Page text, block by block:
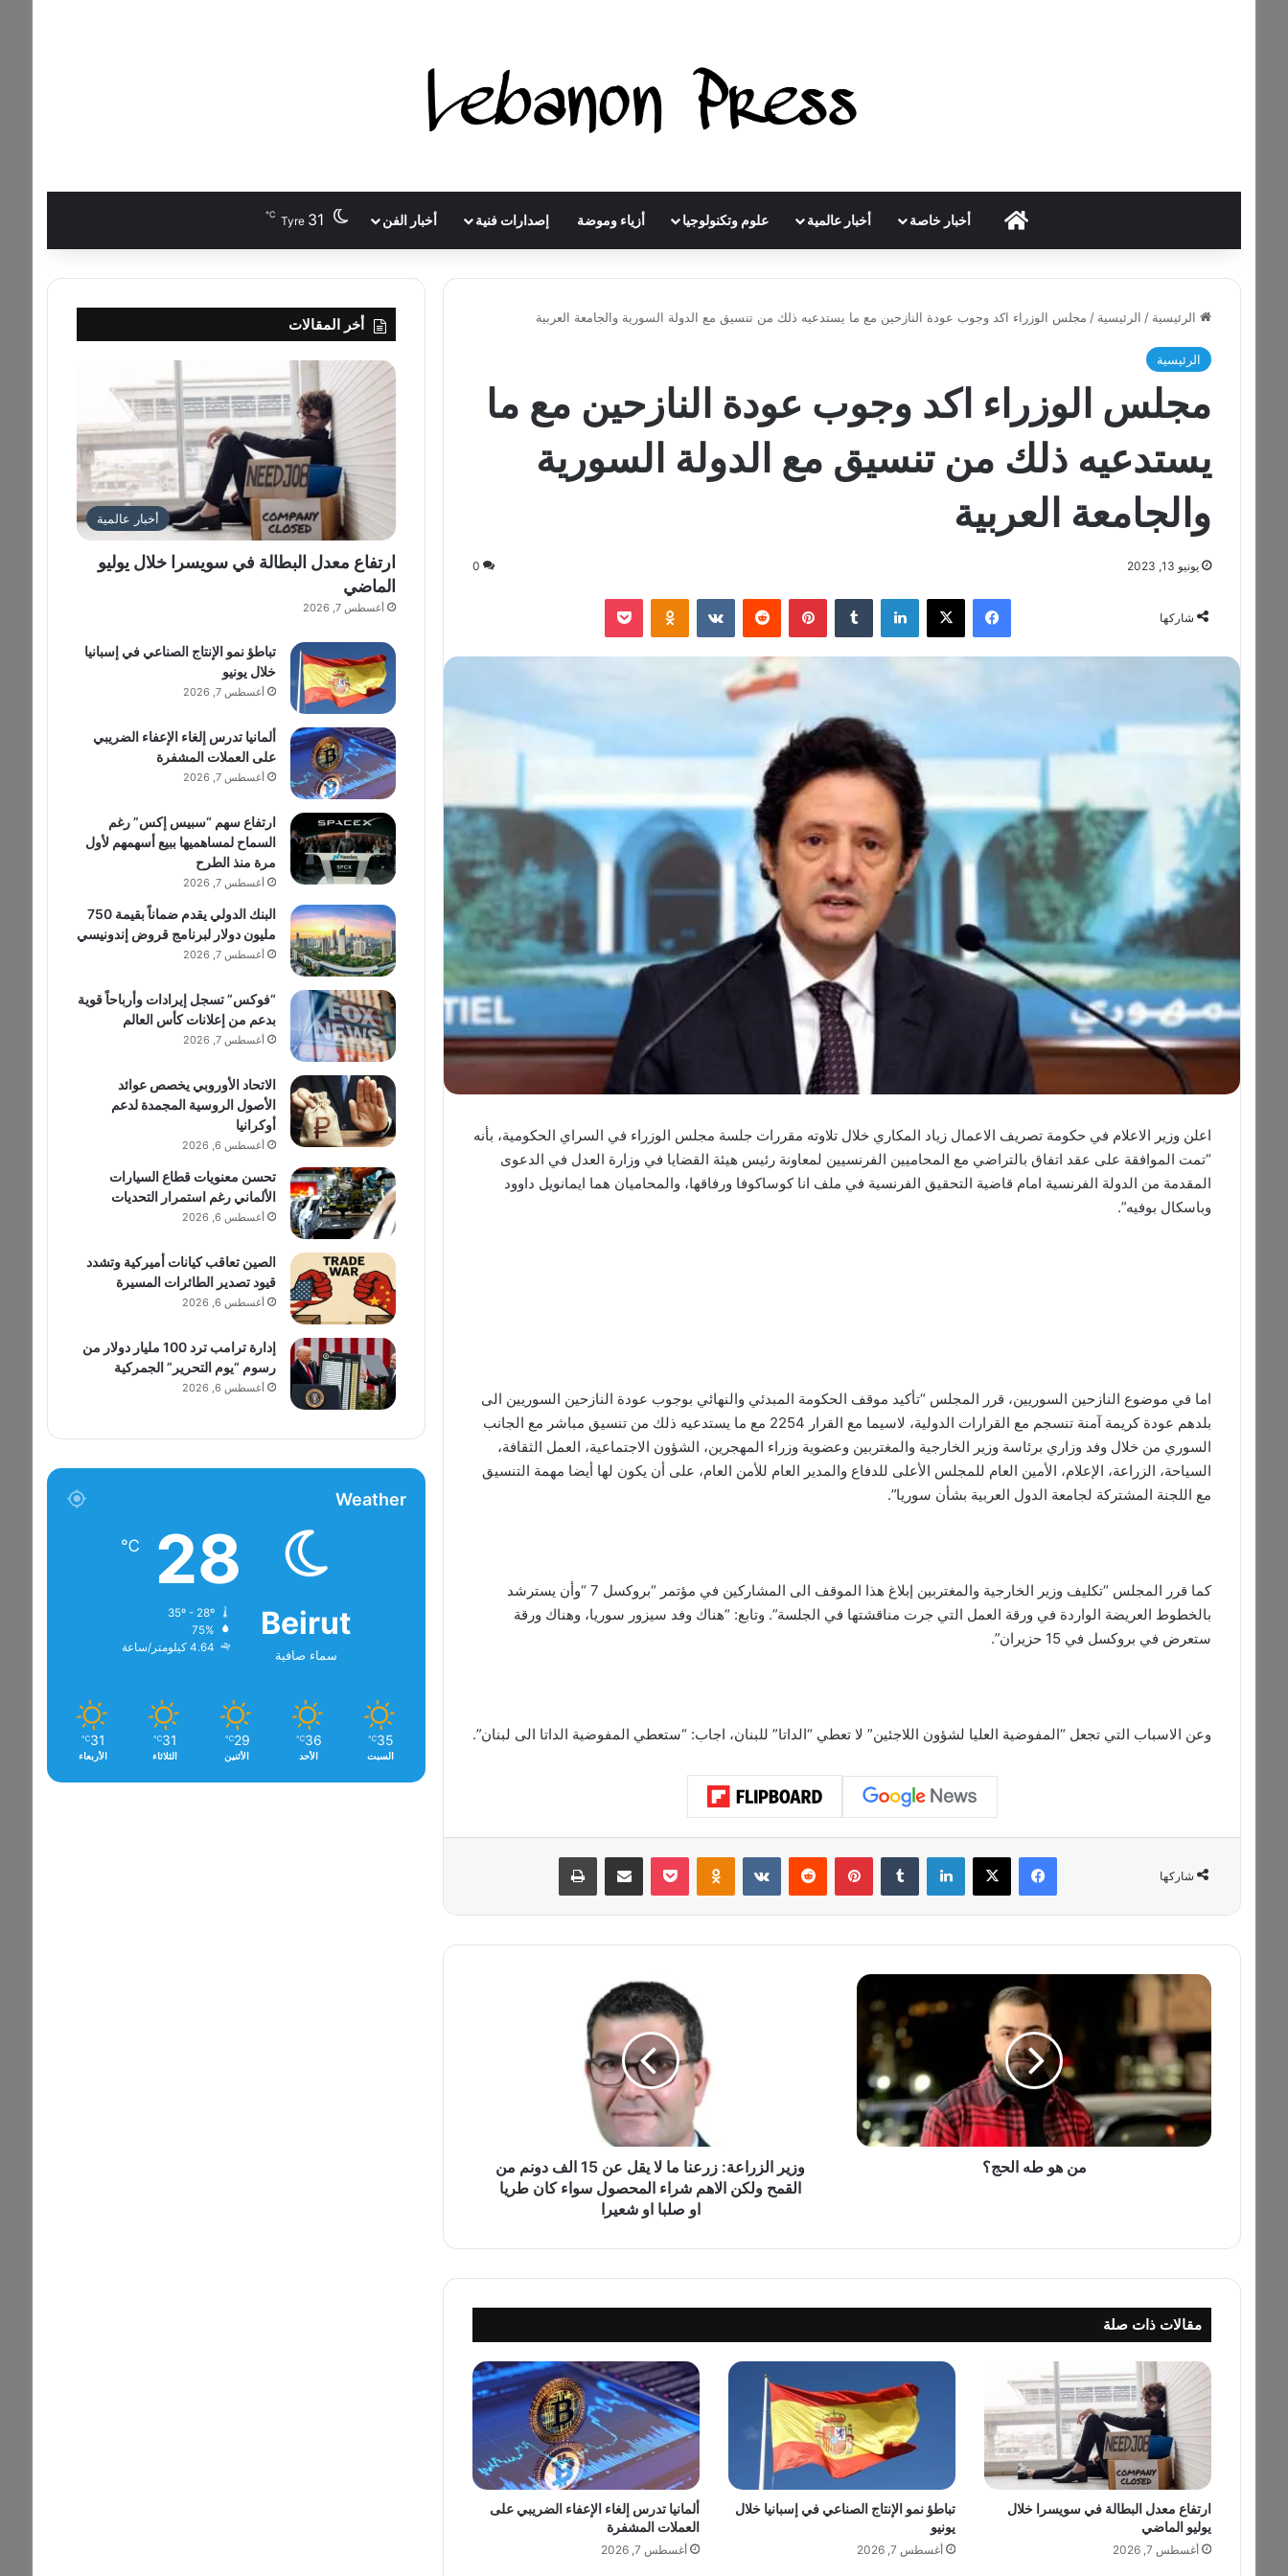
HOMEأخبار خاصة أخبار عالمية علوم وتكنولوجيا أزياء وموضة إصدارات فنية أخبار الفن Tyre 31
℃
الرئيسية / الرئيسية / مجلس الوزراء اكد وجوب عودة النازحين مع ما يستدعيه ذلك من تنسيق مع الدولة السورية والجامعة العربية
الرئيسية
مجلس الوزراء اكد وجوب عودة النازحين مع ما
يستدعيه ذلك من تنسيق مع الدولة السورية
والجامعة العربية
يونيو 13, 2023 0
شاركها
فيسبوك ‫X لينكدإن ‏Tumblr بينتيريست ‏Reddit
‏VKontakte
Odnoklassniki
‫Pocket
اعلن وزير الاعلام في حكومة تصريف الاعمال زياد المكاري خلال تلاوته مقررات جلسة مجلس الوزراء في السراي الحكومية، بأنه
“تمت الموافقة على عقد اتفاق بالتراضي مع المحاميين الفرنسيين لمعاونة رئيس هيئة القضايا في وزارة العدل في الدعوى
المقدمة من الدولة الفرنسية امام قاضية التحقيق الفرنسية في ملف انا كوساكوفا ورفاقها، والمحاميان هما ايمانويل داوود
وباسكال بوفيه”.
اما في موضوع النازحين السوريين، قرر المجلس “تأكيد موقف الحكومة المبدئي والنهائي بوجوب عودة النازحين السوريين الى
بلدهم عودة كريمة آمنة تنسجم مع القرارات الدولية، لاسيما مع القرار 2254 مع ما يستدعيه ذلك من تنسيق مباشر مع الجانب
السوري من خلال وفد وزاري برئاسة وزير الخارجية والمغتربين وعضوية وزراء المهجرين، الشؤون الاجتماعية، العمل الثقافة،
السياحة، الزراعة، الإعلام، الأمين العام للمجلس الأعلى للدفاع والمدير العام للأمن العام، على أن يكون لها أيضا مهمة التنسيق
مع اللجنة المشتركة لجامعة الدول العربية بشأن سوريا”.
كما قرر المجلس “تكليف وزير الخارجية والمغتربين إبلاغ هذا الموقف الى المشاركين في مؤتمر “بروكسل 7 “وأن يسترشد
بالخطوط العريضة الواردة في ورقة العمل التي جرت مناقشتها في الجلسة”. وتابع: “هناك وفد سيزور سوريا، وهناك ورقة
ستعرض في بروكسل في 15 حزيران”.
وعن الاسباب التي تجعل “المفوضية العليا لشؤون اللاجئين” لا تعطي “الداتا” للبنان، اجاب: “ستعطي المفوضية الداتا الى لبنان”.
شاركها
فيسبوك ‫X لينكدإن ‏Tumblr بينتيريست ‏Reddit
‏VKontakte
Odnoklassniki
‫Pocket مشاركة عبر البريد طباعة
م
ه
ط
ه
ا
ل
ح
من هو طه الحج؟
ر
ا
ا
ل
ي
ق
ل
ع
ن
1
وزير الزراعة: زرعنا ما لا يقل عن 15 الف دونم من
القمح ولكن الاهم شراء المحصول سواء كان طريا
او صلبا او شعيرا
مقالات ذات صلة
ارتفاع معدل البطالة في سويسرا خلال
يوليو الماضي
أغسطس 7, 2026
تباطؤ نمو الإنتاج الصناعي في إسبانيا خلال
يونيو
أغسطس 7, 2026
ألمانيا تدرس إلغاء الإعفاء الضريبي على
العملات المشفرة
أغسطس 7, 2026
أخر المقالات
أخبار عالمية
ارتفاع معدل البطالة في سويسرا خلال يوليو
الماضي
أغسطس 7, 2026
تباطؤ نمو الإنتاج الصناعي في إسبانيا
خلال يونيو
أغسطس 7, 2026
ألمانيا تدرس إلغاء الإعفاء الضريبي
على العملات المشفرة
أغسطس 7, 2026
ارتفاع سهم “سبيس إكس” رغم
السماح لمساهميها ببيع أسهمهم لأول
مرة منذ الطرح
أغسطس 7, 2026
البنك الدولي يقدم ضماناً بقيمة 750
مليون دولار لبرنامج قروض إندونيسي
أغسطس 7, 2026
“فوكس” تسجل إيرادات وأرباحاً قوية
بدعم من إعلانات كأس العالم
أغسطس 7, 2026
الاتحاد الأوروبي يخصص عوائد
الأصول الروسية المجمدة لدعم
أوكرانيا
أغسطس 6, 2026
تحسن معنويات قطاع السيارات
الألماني رغم استمرار التحديات
أغسطس 6, 2026
الصين تعاقب كيانات أميركية وتشدد
قيود تصدير الطائرات المسيرة
أغسطس 6, 2026
إدارة ترامب ترد 100 مليار دولار من
رسوم “يوم التحرير” الجمركية
أغسطس 6, 2026
Weather
Beirut
سماء صافية
28
℃
75%
4.64 كيلومتر/ساعة
35
℃
السبت
36
℃
الأحد
29
℃
الأثنين
31
℃
الثلاثاء
31
℃
الأربعاء